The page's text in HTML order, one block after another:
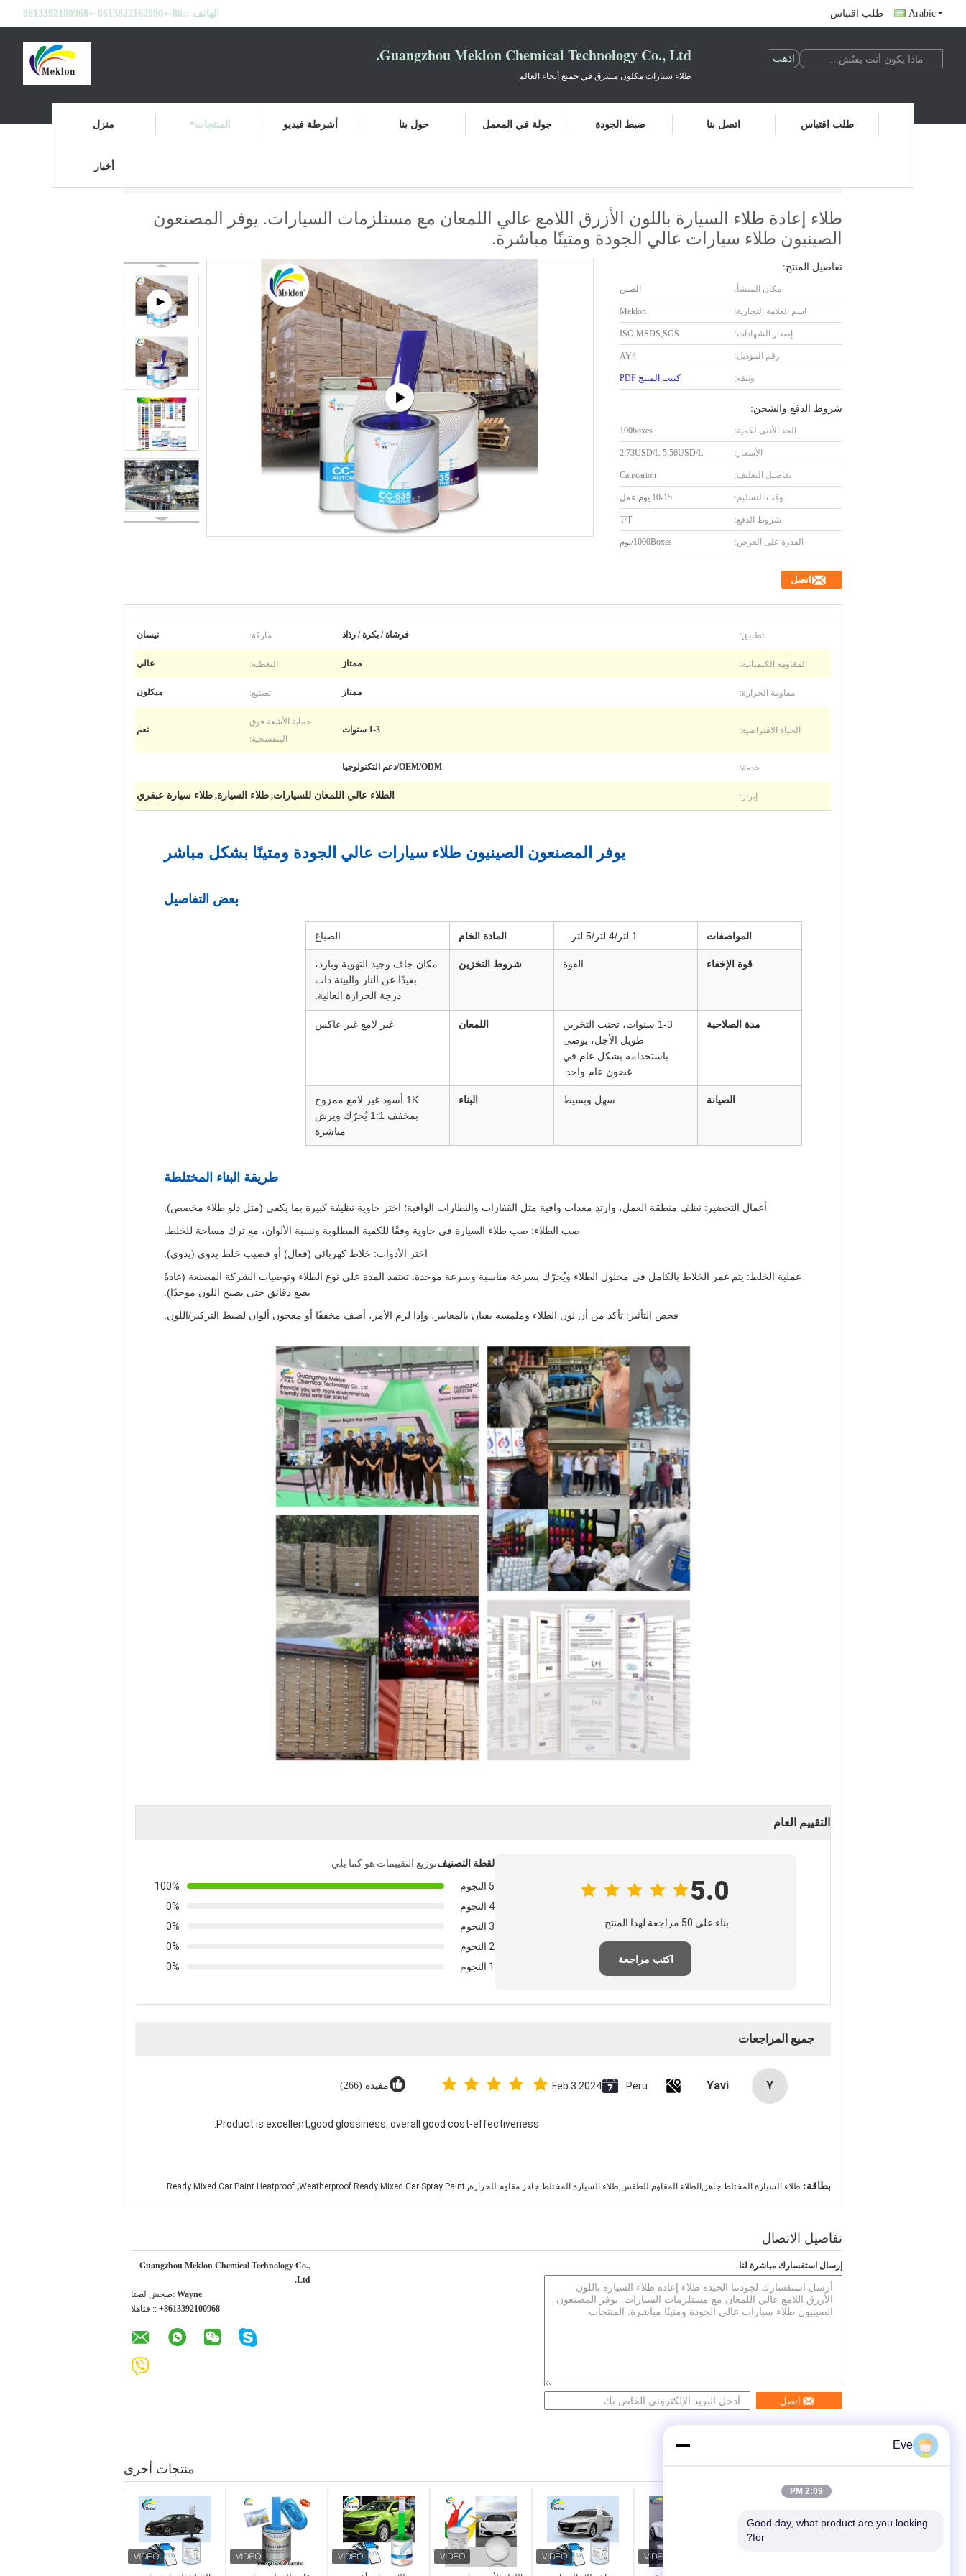
الهاتف ::86-+8613822162990-+8613392100968 طلب اقتباس Arabic
Guangzhou Meklon Chemical Technology Co., Ltd.
طلاء سيارات مكلون مشرق في جميع أنحاء العالم
منزل المنتجات أشرطة فيديو حول بنا جولة في المعمل ضبط الجودة اتصل بنا طلب اقتباس
أخبار
طلاء إعادة طلاء السيارة باللون الأزرق اللامع عالي اللمعان مع مستلزمات السيارات. يوفر المصنعون
الصينيون طلاء سيارات عالي الجودة ومتينًا مباشرة.
تفاصيل المنتج:
مكان المنشأ: الصين
اسم العلامة التجارية: Meklon
إصدار الشهادات: ISO,MSDS,SGS
رقم الموديل: AY4
وثيقة: كتيب المنتج PDF
شروط الدفع والشحن:
الحد الأدنى لكمية: 100boxes
الأسعار: 2.73USD/L-5.56USD/L
تفاصيل التغليف: Can/carton
وقت التسليم: 10-15 يوم عمل
شروط الدفع: T/T
القدرة على العرض: 1000Boxes/يوم
اتصل
تطبيق: فرشاة / بكرة / رذاذ ماركة: نيسان
المقاومة الكيميائية: ممتاز التغطية: عالي
مقاومة الحرارة: ممتاز تصنيع: ميكلون
الحياة الافتراضية: 1-3 سنوات
حماية الأشعة فوق
البنفسجية:
نعم
خدمة: OEM/ODM/دعم التكنولوجيا
إبراز: الطلاء عالي اللمعان للسيارات, طلاء السيارة, طلاء سيارة عبقري
يوفر المصنعون الصينيون طلاء سيارات عالي الجودة ومتينًا بشكل مباشر
بعض التفاصيل
المواصفات 1 لتر/4 لتر/5 لتر... المادة الخام الصباغ
قوة الإخفاء القوة شروط التخزين
مكان جاف وجيد التهوية وبارد،
بعيدًا عن النار والبيئة ذات
درجة الحرارة العالية.
مدة الصلاحية
1-3 سنوات، تجنب التخزين
طويل الأجل، يوصى
باستخدامه بشكل عام في
غضون عام واحد.
اللمعان غير لامع غير عاكس
الصيانة سهل وبسيط البناء
1K أسود غير لامع ممزوج
بمخفف 1:1 يُحرّك ويرش
مباشرة
طريقة البناء المختلطة
أعمال التحضير: نظف منطقة العمل، وارتدِ معدات واقية مثل القفازات والنظارات الواقية؛ اختر حاوية نظيفة كبيرة بما يكفي (مثل دلو طلاء مخصص).
صب الطلاء: صب طلاء السيارة في حاوية وفقًا للكمية المطلوبة ونسبة الألوان، مع ترك مساحة للخلط.
اختر الأدوات: خلاط كهربائي (فعال) أو قضيب خلط يدوي (يدوي).
عملية الخلط: يتم غمر الخلاط بالكامل في محلول الطلاء ويُحرّك بسرعة مناسبة وسرعة موحدة. تعتمد المدة على نوع الطلاء وتوصيات الشركة المصنعة (عادةً
بضع دقائق حتى يصبح اللون موحدًا).
فحص التأثير: تأكد من أن لون الطلاء وملمسه يفيان بالمعايير، وإذا لزم الأمر، أضف مخففًا أو معجون ألوان لضبط التركيز/اللون.
التقييم العام
5.0
بناء على 50 مراجعة لهذا المنتج
اكتب مراجعة
لقطة التصنيفتوزيع التقييمات هو كما يلي
5 النجوم
100%
4 النجوم
0%
3 النجوم
0%
2 النجوم
0%
1 النجوم
0%
جميع المراجعات
Y
Yavi
Peru
Feb 3.2024 مفيدة (266)
Product is excellent,good glossiness, overall good cost-effectiveness.
بطاقة: طلاء السيارة المختلط جاهز,الطلاء المقاوم للطقس,طلاء السيارة المختلط جاهز مقاوم للحرارة,
Weatherproof Ready Mixed Car Spray Paint
,
Ready Mixed Car Paint Heatproof
تفاصيل الاتصال
Guangzhou Meklon Chemical Technology Co.,
Ltd.
اتصل شخص: Wayne
الهاتف :: +8613392100968
إرسال استفسارك مباشرة لنا
اتصل
منتجات أخرى
Eve
2:09 PM
Good day, what product are you looking
for?